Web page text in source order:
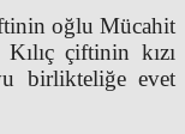
oğlu Mücahit
çiftinin kızı
birlikteliğe evet